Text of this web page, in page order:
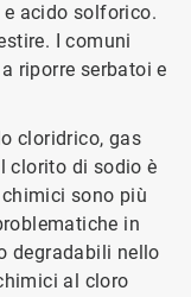
acido solforico.
I comuni
riporre serbatoi e
cloridrico, gas
clorito di sodio è
sono più
in
degradabili nello
al cloro